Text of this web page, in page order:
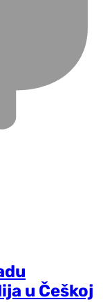
u Češkoj